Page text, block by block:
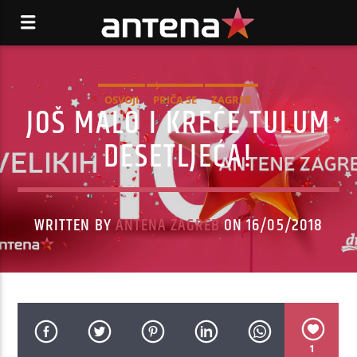
OSVOJI PRIČA SE ZAGREB
JOŠ MALO I KREĆE TULUM
DESETLJEĆA!
WRITTEN BYANTENA ZAGREBON 16/05/2018
1